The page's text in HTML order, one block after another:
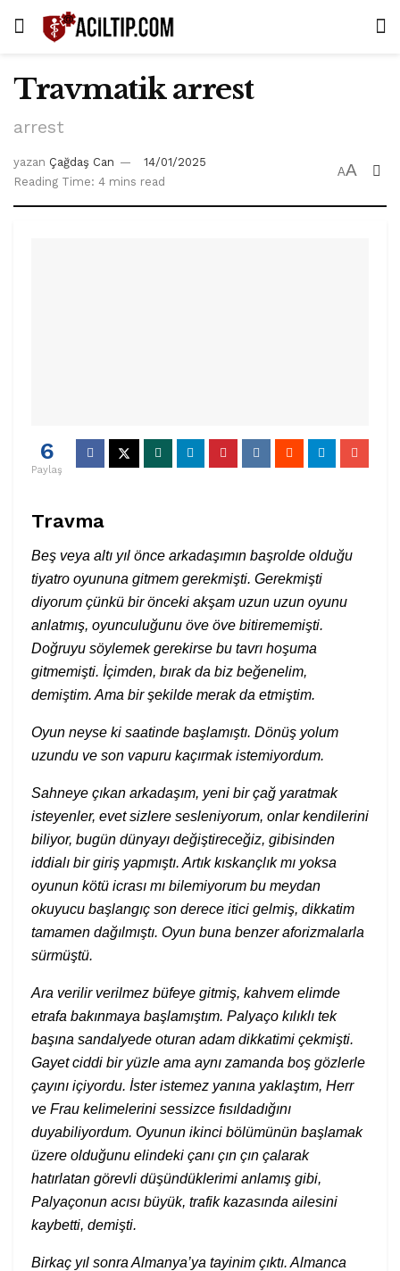
Travmatik arrest
arrest
yazan Çağdaş Can
14/01/2025
Reading Time: 4 mins read
AA
6
Paylaş
Travma
Beş veya altı yıl önce arkadaşımın başrolde olduğu
tiyatro oyununa gitmem gerekmişti. Gerekmişti
diyorum çünkü bir önceki akşam uzun uzun oyunu
anlatmış, oyunculuğunu öve öve bitirememişti.
Doğruyu söylemek gerekirse bu tavrı hoşuma
gitmemişti. İçimden, bırak da biz beğenelim,
demiştim. Ama bir şekilde merak da etmiştim.
Oyun neyse ki saatinde başlamıştı. Dönüş yolum
uzundu ve son vapuru kaçırmak istemiyordum.
Sahneye çıkan arkadaşım, yeni bir çağ yaratmak
isteyenler, evet sizlere sesleniyorum, onlar kendilerini
biliyor, bugün dünyayı değiştireceğiz, gibisinden
iddialı bir giriş yapmıştı. Artık kıskançlık mı yoksa
oyunun kötü icrası mı bilemiyorum bu meydan
okuyucu başlangıç son derece itici gelmiş, dikkatim
tamamen dağılmıştı. Oyun buna benzer aforizmalarla
sürmüştü.
Ara verilir verilmez büfeye gitmiş, kahvem elimde
etrafa bakınmaya başlamıştım. Palyaço kılıklı tek
başına sandalyede oturan adam dikkatimi çekmişti.
Gayet ciddi bir yüzle ama aynı zamanda boş gözlerle
çayını içiyordu. İster istemez yanına yaklaştım, Herr
ve Frau kelimelerini sessizce fısıldadığını
duyabiliyordum. Oyunun ikinci bölümünün başlamak
üzere olduğunu elindeki çanı çın çın çalarak
hatırlatan görevli düşündüklerimi anlamış gibi,
Palyaçonun acısı büyük, trafik kazasında ailesini
kaybetti, demişti.
Birkaç yıl sonra Almanya’ya tayinim çıktı. Almanca